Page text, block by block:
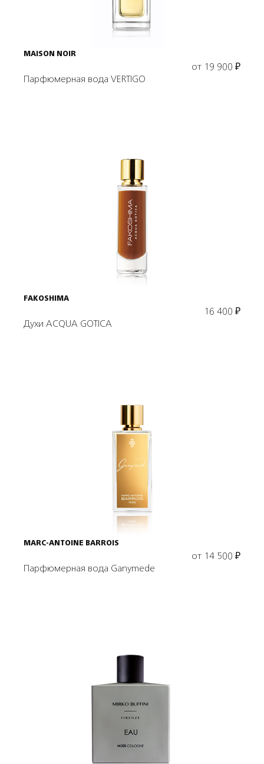
MAISON NOIR
от 19 900 ₽
Парфюмерная вода VERTIGO
Подробнее
В корзину
FAKOSHIMA
16 400 ₽
Духи ACQUA GOTICA
Выбрать объем
MARC-ANTOINE BARROIS
от 14 500 ₽
Парфюмерная вода Ganymede
Выбрать объем